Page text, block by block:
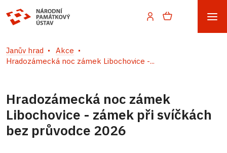
Janův hrad
Akce
Hradozámecká noc zámek Libochovice -...
Hradozámecká noc zámek
Libochovice - zámek při svíčkách
bez průvodce 2026